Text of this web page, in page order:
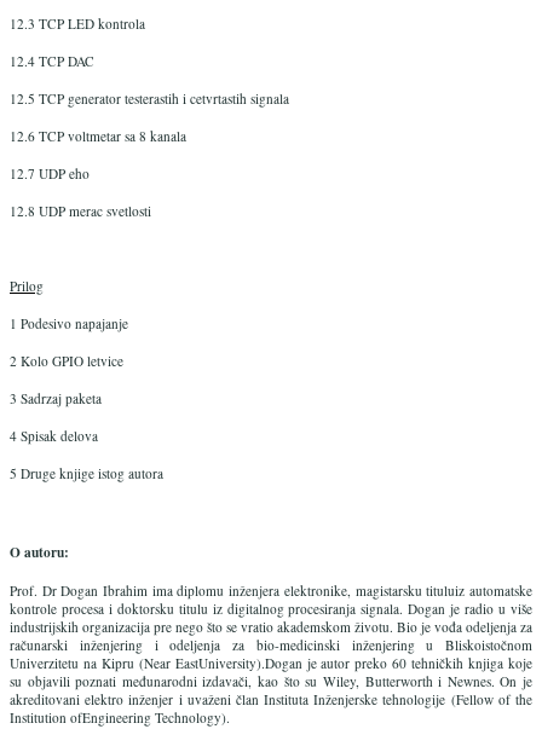
12.3 TCP LED kontrola
12.4 TCP DAC
12.5 TCP generator testerastih i cetvrtastih signala
12.6 TCP voltmetar sa 8 kanala
12.7 UDP eho
12.8 UDP merac svetlosti
Prilog
1 Podesivo napajanje
2 Kolo GPIO letvice
3 Sadrzaj paketa
4 Spisak delova
5 Druge knjige istog autora
O autoru:
Prof. Dr Dogan Ibrahim ima diplomu inženjera elektronike, magistarsku tituluiz automatske
kontrole procesa i doktorsku titulu iz digitalnog procesiranja signala. Dogan je radio u više
industrijskih organizacija pre nego što se vratio akademskom životu. Bio je vođa odeljenja za
računarski inženjering i odeljenja za bio-medicinski inženjering u Bliskoistočnom
Univerzitetu na Kipru (Near EastUniversity).Dogan je autor preko 60 tehničkih knjiga koje
su objavili poznati međunarodni izdavači, kao što su Wiley, Butterworth i Newnes. On je
akreditovani elektro inženjer i uvaženi član Instituta Inženjerske tehnologije (Fellow of the
Institution ofEngineering Technology).